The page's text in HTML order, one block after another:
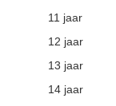
11 jaar
12 jaar
13 jaar
14 jaar